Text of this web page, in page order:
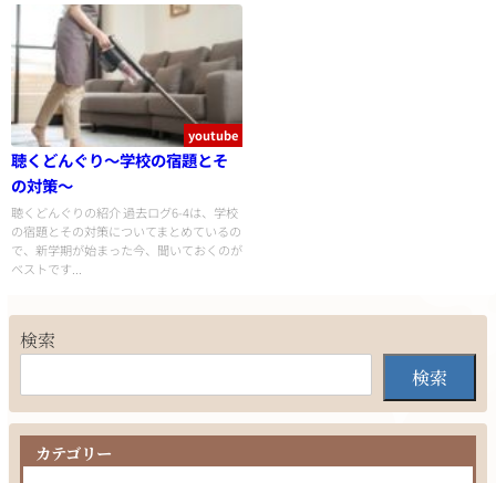
youtube
聴くどんぐり〜学校の宿題とそ
の対策〜
聴くどんぐりの紹介 過去ログ6-4は、学校
の宿題とその対策についてまとめているの
で、新学期が始まった今、聞いておくのが
ベストです...
検索
検索
カテゴリー